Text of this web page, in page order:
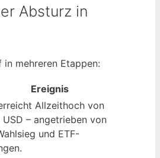
Absturz in
mehreren Etappen:
Ereignis
Allzeithoch von
USD – angetrieben von
und ETF-